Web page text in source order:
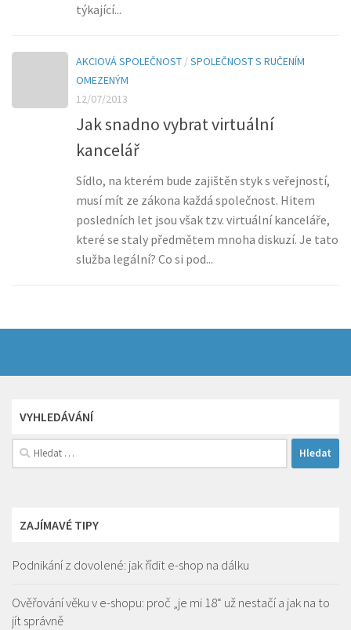
týkající...
AKCIOVÁ SPOLEČNOST /SPOLEČNOST S RUČENÍM
OMEZENÝM
12/07/2013
Jak snadno vybrat virtuální
kancelář
Sídlo, na kterém bude zajištěn styk s veřejností,
musí mít ze zákona každá společnost. Hitem
posledních let jsou však tzv. virtuální kanceláře,
které se staly předmětem mnoha diskuzí. Je tato
služba legální? Co si pod...
VYHLEDÁVÁNÍ
Vyhledávání
ZAJÍMAVÉ TIPY
Podnikání z dovolené: jak řídit e-shop na dálku
Ověřování věku v e-shopu: proč „je mi 18“ už nestačí a jak na to
jít správně